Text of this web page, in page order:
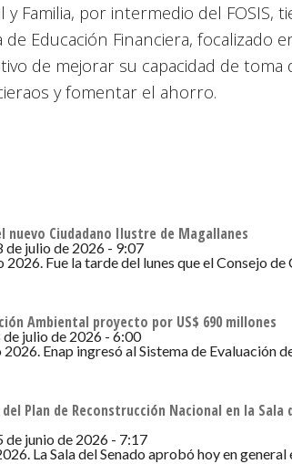
Familia, por intermedio del FOSIS,
Educación Financiera, focalizado
de mejorar su capacidad de toma
y fomentar el ahorro.
nuevo Ciudadano Ilustre de Magallanes
de julio de 2026 - 9:07
2026. Fue la tarde del lunes que el Consejo de
Ambiental proyecto por US$ 690 millones
de julio de 2026 - 6:00
2026. Enap ingresó al Sistema de Evaluación
Plan de Reconstrucción Nacional en la Sala
de junio de 2026 - 7:17
La Sala del Senado aprobó hoy en general